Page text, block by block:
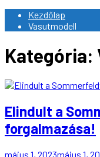
Kezdőlap
Vasutmodell
Kategória:
Elindult a
forgalmazása!
május 1, 2023május 1,